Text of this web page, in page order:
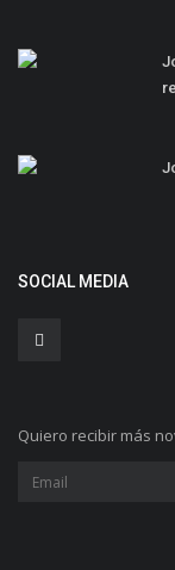
SOCIAL MEDIA
Quiero recibir más